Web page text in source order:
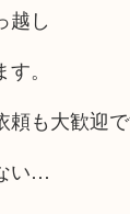
越し
。
も大歓迎で
い…